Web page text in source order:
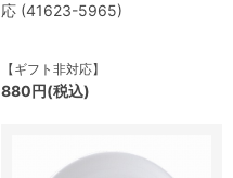
応 (41623-5965)
【ギフト非対応】
880円(税込)